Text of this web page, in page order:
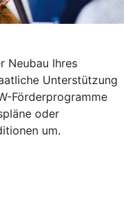
Neubau Ihres
Unterstützung
Förderprogramme
oder
um.